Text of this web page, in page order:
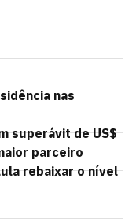
nas
superávit de US$
parceiro
rebaixar o nível